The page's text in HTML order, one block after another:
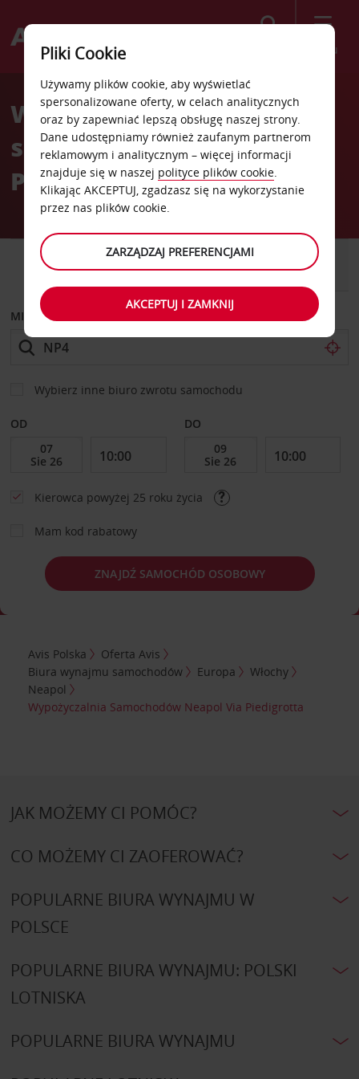
Menu
Welcome
AvisWypożyczalnia
samochodów Neapol Via
Piedigrotta
SAMOCHÓD
SAMOCHÓD
DOSTAWCZY
MIEJSCE ODBIORU
Wybierz inne biuro zwrotu samochodu
OD DO
Kierowca powyżej 25 roku życia
Mam kod rabatowy
ZNAJDŹ SAMOCHÓD OSOBOWY
Avis Polska
Oferta Avis
Biura wynajmu samochodów
Europa
Włochy
Neapol
Wypożyczalnia Samochodów Neapol Via Piedigrotta
JAK MOŻEMY CI POMÓC?
CO MOŻEMY CI ZAOFEROWAĆ?
POPULARNE BIURA WYNAJMU W
POLSCE
POPULARNE BIURA WYNAJMU: POLSKI
LOTNISKA
POPULARNE BIURA WYNAJMU
Pliki Cookie
Używamy plików cookie, aby wyświetlać
spersonalizowane oferty, w celach analitycznych
oraz by zapewniać lepszą obsługę naszej strony.
Dane udostępniamy również zaufanym partnerom
reklamowym i analitycznym – więcej informacji
znajduje się w naszej polityce plików cookie.
Klikając AKCEPTUJ, zgadzasz się na wykorzystanie
przez nas plików cookie.
ZARZĄDZAJ PREFERENCJAMI
AKCEPTUJ I ZAMKNIJ